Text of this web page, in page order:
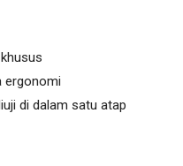
ergonomi
di dalam satu atap